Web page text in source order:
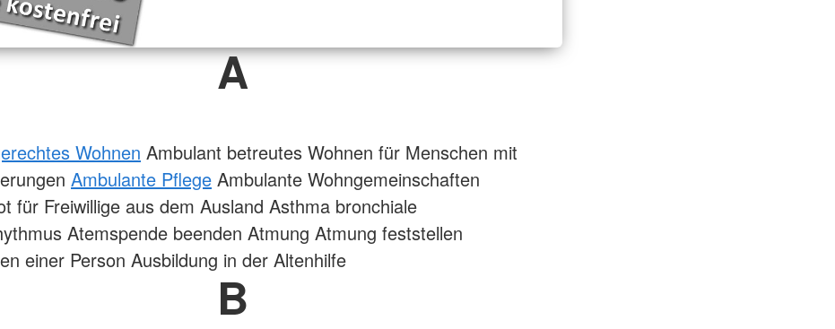
A
Wohnen Ambulant betreutes Wohnen für Menschen mit
Ambulante Pflege Ambulante Wohngemeinschaften
für Freiwillige aus dem Ausland Asthma bronchiale
Atemspende beenden Atmung Atmung feststellen
einer Person Ausbildung in der Altenhilfe
B